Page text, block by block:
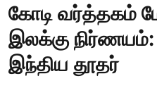
கோடி வர்த்தகம்
இலக்கு நிர்ணயம்:
இந்திய தூதர்